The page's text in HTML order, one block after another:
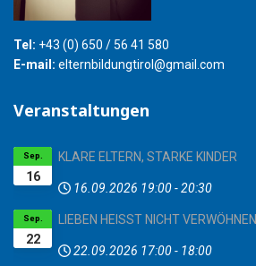
Tel: +43 (0) 650 / 56 41 580
E-mail: elternbildungtirol@gmail.com
Veranstaltungen
16
Sep. KLARE ELTERN, STARKE KINDER
16.09.2026 19:00-20:30
22
Sep. LIEBEN HEISST NICHT VERWÖHNEN
22.09.2026 17:00- 18:00